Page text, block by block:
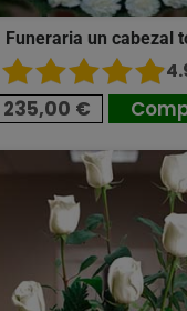
Funeraria un cabezal
235,00 €